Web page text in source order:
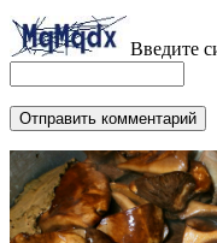
Введите